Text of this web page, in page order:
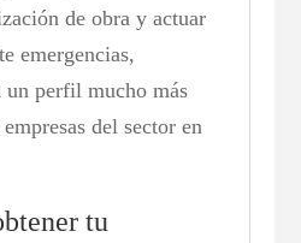
de obra y actuar
emergencias,
un perfil mucho más
del sector en
tu